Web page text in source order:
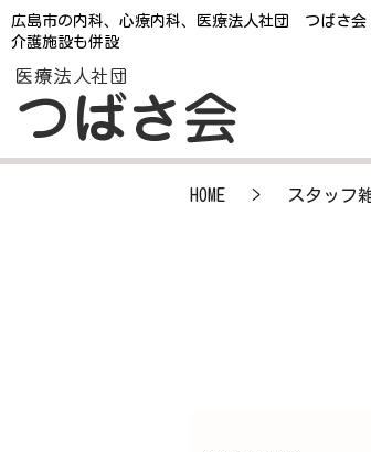
広島市の内科、心療内科、医療法人社団 つばさ会
介護施設も併設
HOME スタッフ